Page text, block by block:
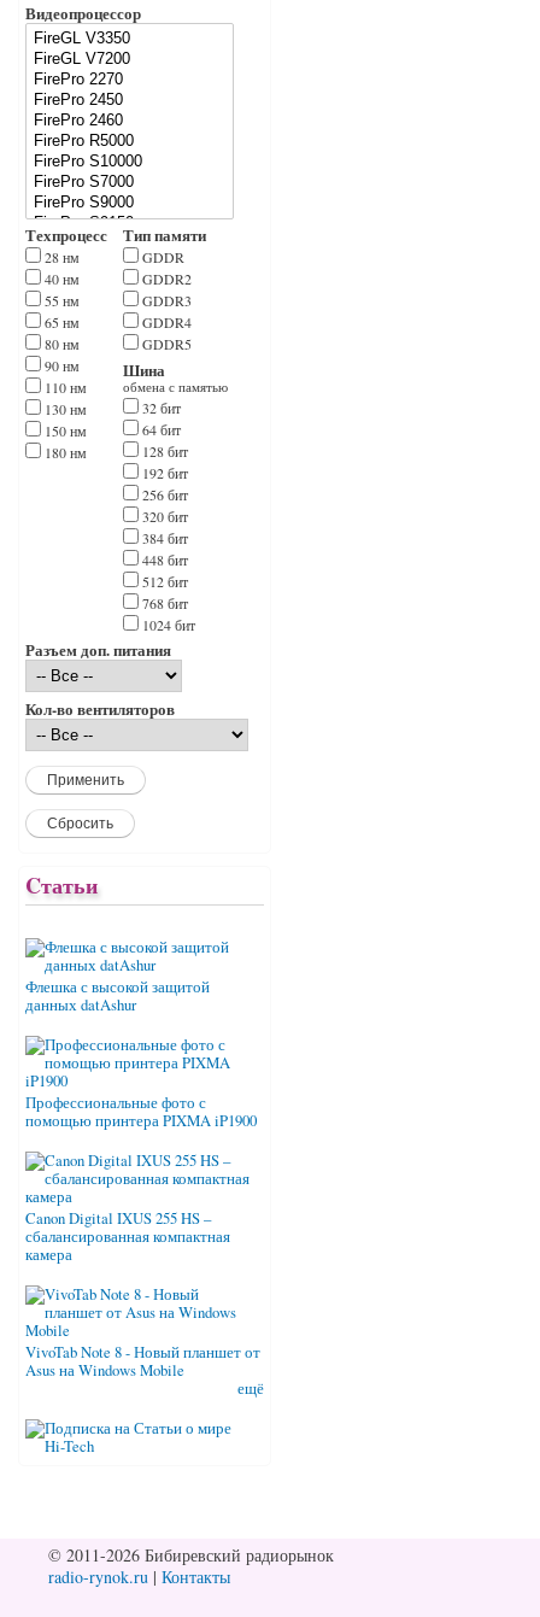
Видеопроцессор
Техпроцесс
28 нм
40 нм
55 нм
65 нм
80 нм
90 нм
110 нм
130 нм
150 нм
180 нм
Тип памяти
GDDR
GDDR2
GDDR3
GDDR4
GDDR5
Шина
обмена с памятью
32 бит
64 бит
128 бит
192 бит
256 бит
320 бит
384 бит
448 бит
512 бит
768 бит
1024 бит
Разъем доп. питания
Кол-во вентиляторов
Cтатьи
Флешка с высокой защитой
данных datAshur
Профессиональные фото с
помощью принтера PIXMA iP1900
Canon Digital IXUS 255 HS –
сбалансированная компактная
камера
VivoTab Note 8 - Новый планшет от
Asus на Windows Mobile
ещё
© 2011-2026 Бибиревский радиорынок
radio-rynok.ru | Контакты